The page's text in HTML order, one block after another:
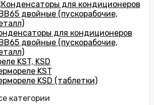
для кондиционеров
двойные (пускорабочие,
KST, KSD
KST
KSD (таблетки)
категории